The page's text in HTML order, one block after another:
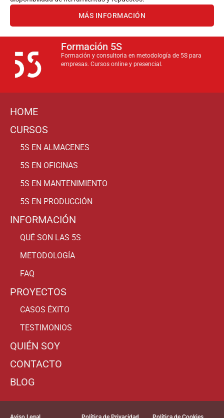
MÁS INFORMACIÓN
Formación 5S
Formación y consultoria en metodología de 5S para
empresas. Cursos online y presencial.
HOME
CURSOS
5S EN ALMACENES
5S EN OFICINAS
5S EN MANTENIMIENTO
5S EN PRODUCCIÓN
INFORMACIÓN
QUÉ SON LAS 5S
METODOLOGÍA
FAQ
PROYECTOS
CASOS ÉXITO
TESTIMONIOS
QUIÉN SOY
CONTACTO
BLOG